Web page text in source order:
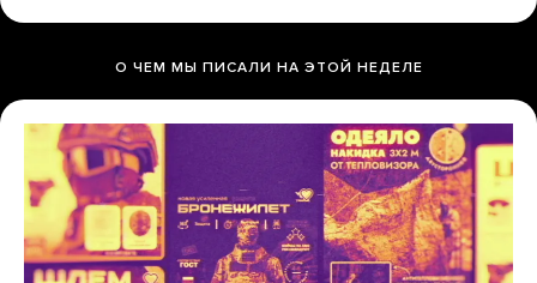
О ЧЕМ МЫ ПИСАЛИ НА ЭТОЙ НЕДЕЛЕ